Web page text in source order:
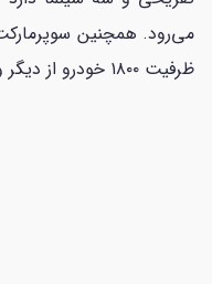
می‌رود. همچنین
ظرفیت ۱۸۰۰ خودرو از دیگر ویژگی‌های آن است.